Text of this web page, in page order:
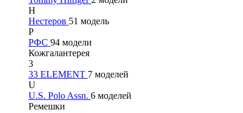
Н
Нестеров 51 модель
Р
РФС 94 модели
Кожгалантерея
3
33 ELEMENT 7 моделей
U
U.S. Polo Assn. 6 моделей
Ремешки